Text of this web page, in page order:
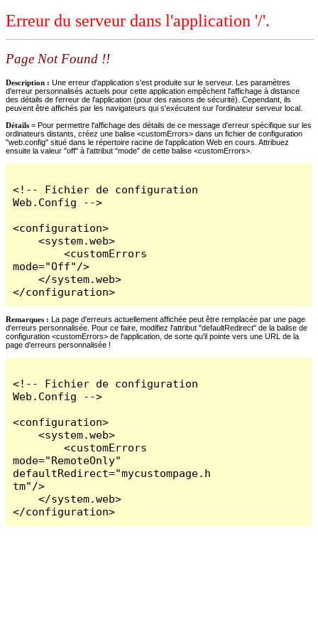
Erreur du serveur dans l'application '/'.
Page Not Found !!
Description : Une erreur d'application s'est produite sur le serveur. Les paramètres
d'erreur personnalisés actuels pour cette application empêchent l'affichage à distance
des détails de l'erreur de l'application (pour des raisons de sécurité). Cependant, ils
peuvent être affichés par les navigateurs qui s'exécutent sur l'ordinateur serveur local.
Détails = Pour permettre l'affichage des détails de ce message d'erreur spécifique sur les
ordinateurs distants, créez une balise <customErrors> dans un fichier de configuration
"web.config" situé dans le répertoire racine de l'application Web en cours. Attribuez
ensuite la valeur "off" à l'attribut "mode" de cette balise <customErrors>.
<!-- Fichier de configuration
Web.Config -->
<configuration>
    <system.web>
        <customErrors
mode="Off"/>
    </system.web>
</configuration>
Remarques : La page d'erreurs actuellement affichée peut être remplacée par une page
d'erreurs personnalisée. Pour ce faire, modifiez l'attribut "defaultRedirect" de la balise de
configuration <customErrors> de l'application, de sorte qu'il pointe vers une URL de la
page d'erreurs personnalisée !
<!-- Fichier de configuration
Web.Config -->
<configuration>
    <system.web>
        <customErrors
mode="RemoteOnly"
defaultRedirect="mycustompage.h
tm"/>
    </system.web>
</configuration>